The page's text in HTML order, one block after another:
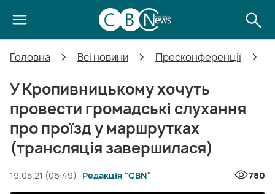
Головна Всі новини Пресконференції
У Кропивницькому хочуть
провести громадські слухання
про проїзд у маршрутках
(трансляція завершилася)
19.05.21 (06:49) -Редакція “CBN” 780